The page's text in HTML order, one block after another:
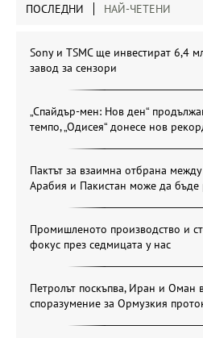
ПОСЛЕДНИ НАЙ-ЧЕТЕНИ
Sony и TSMC ще инвестират 6,4
завод за сензори
„Спайдър-мен: Нов ден“
темпо, „Одисея“ донесе нов
Пактът за взаимна отбрана
Арабия и Пакистан може да бъде
Промишленото производство и
фокус през седмицата у нас
Петролът поскъпва, Иран и Оман
споразумение за Ормузкия